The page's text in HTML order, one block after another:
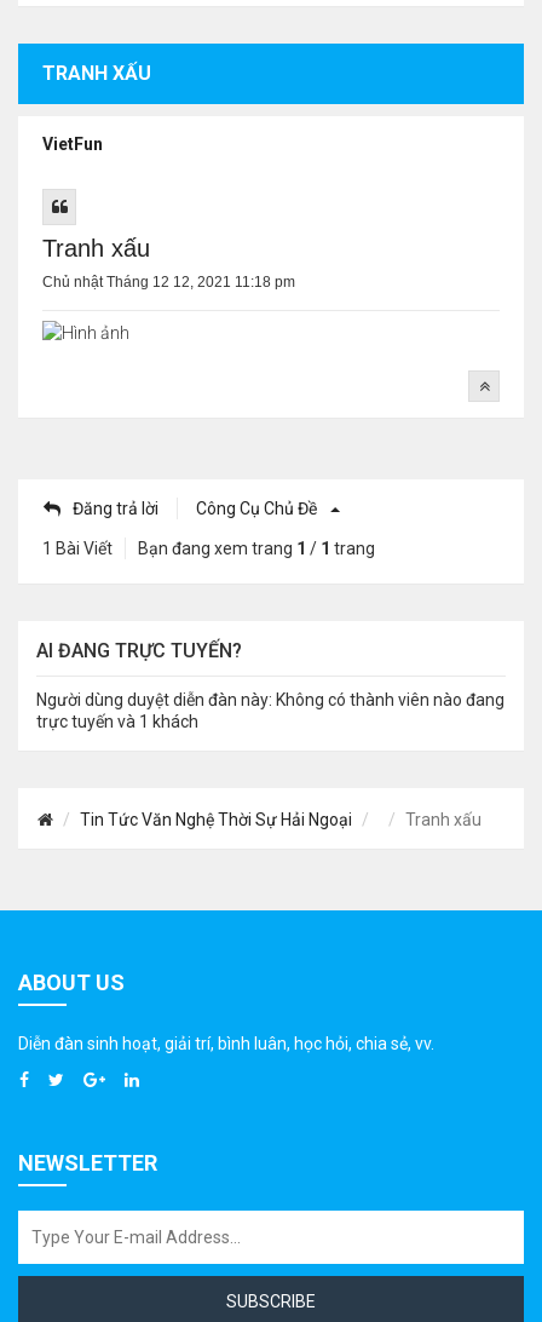
TRANH XẤU
VietFun
Tranh xấu
Chủ nhật Tháng 12 12, 2021 11:18 pm
Đăng trả lời Công Cụ Chủ Đề
1 Bài Viết Bạn đang xem trang 1 / 1 trang
AI ĐANG TRỰC TUYẾN?
Người dùng duyệt diễn đàn này: Không có thành viên nào đang
trực tuyến và 1 khách
Tin Tức Văn Nghệ Thời Sự Hải Ngoại Tranh xấu
ABOUT US
Diễn đàn sinh hoạt, giải trí, bình luân, học hỏi, chia sẻ, vv.
NEWSLETTER
SUBSCRIBE